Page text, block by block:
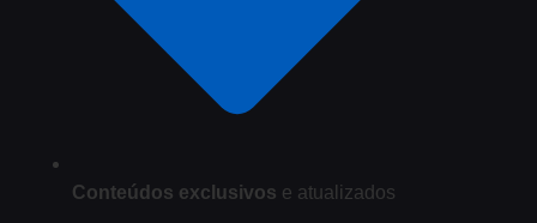
Conteúdos exclusivos e atualizados